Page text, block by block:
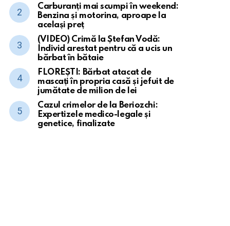
Carburanți mai scumpi în weekend:
Benzina și motorina, aproape la
același preț
(VIDEO) Crimă la Ștefan Vodă:
Individ arestat pentru că a ucis un
bărbat în bătaie
FLOREȘTI: Bărbat atacat de
mascați în propria casă și jefuit de
jumătate de milion de lei
Cazul crimelor de la Beriozchi:
Expertizele medico-legale și
genetice, finalizate